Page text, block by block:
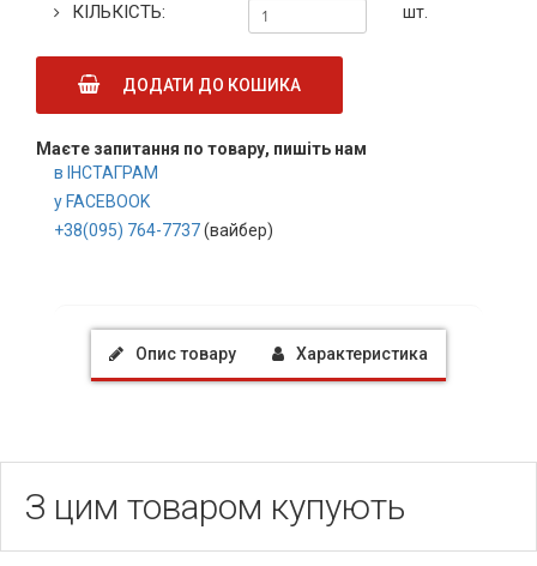
КІЛЬКІСТЬ: шт.
ДОДАТИ ДО КОШИКА
Маєте запитання по товару, пишіть нам
в ІНСТАГРАМ
у FACEBOOK
+38(095) 764-7737(вайбер)
Опис товару Характеристика
З цим товаром купують